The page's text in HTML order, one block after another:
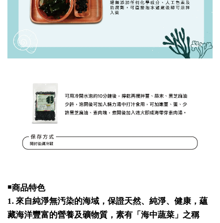
￭商品特色
1. 來自純淨無汚染的海域，保證天然、純淨、健康，蘊
藏海洋豐富的營養及礦物質，素有「海中蔬菜」之稱